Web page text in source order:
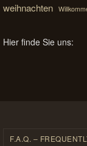
weihnachten
Hier finde Sie uns:
F.A.Q. –